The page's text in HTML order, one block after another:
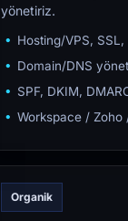
yönetiriz.
Hosting/VPS,
Domain/DNS
SPF, DKIM,
Workspace / Zoho
Organik